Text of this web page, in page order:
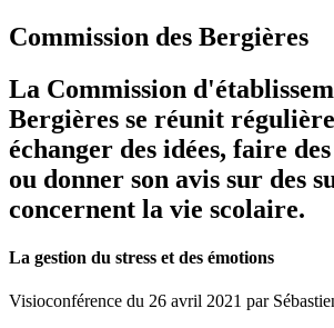
Commission des Bergières
La Commission
Bergières se réunit
échanger des idées, faire
ou donner son avis sur des
concernent la vie scolaire.
La gestion du stress et des émotions
Visioconférence du 26 avril 2021 par